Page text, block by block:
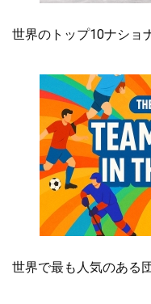
世界のトップ10ナショ
世界で最も人気のある